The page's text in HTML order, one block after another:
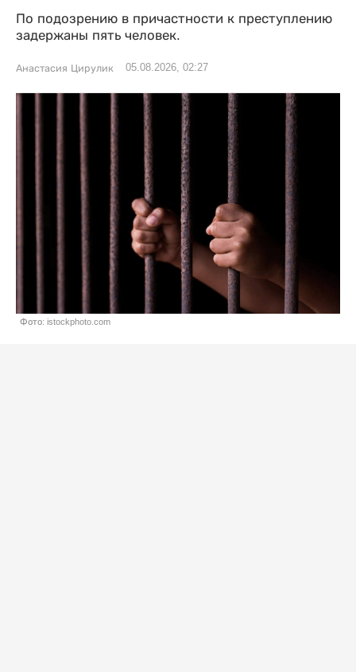
По подозрению в причастности к преступлению
задержаны пять человек.
Анастасия Цирулик 05.08.2026, 02:27
Фото: istockphoto.com